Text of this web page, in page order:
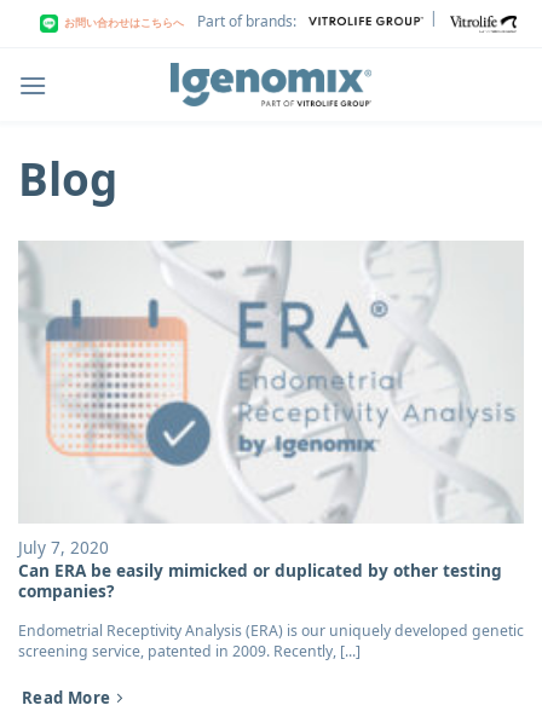
お問い合わせはこちらへ Part of brands: |
Blog
July 7, 2020
Can ERA be easily mimicked or duplicated by other testing
companies?
Endometrial Receptivity Analysis (ERA) is our uniquely developed genetic
screening service, patented in 2009. Recently, [...]
Read More